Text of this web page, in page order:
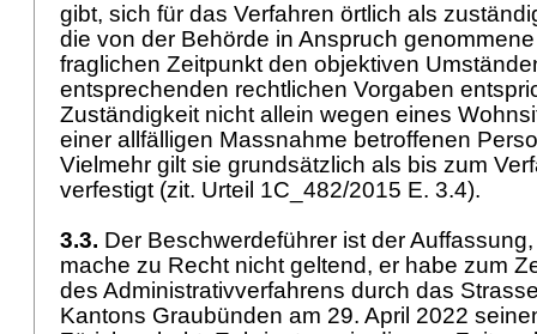
gibt, sich für das Verfahren örtlich als
die von der Behörde in Anspruch
fraglichen Zeitpunkt den objektiven
entsprechenden rechtlichen Vorgaben
Zuständigkeit nicht allein wegen eines
einer allfälligen Massnahme betroffenen
Vielmehr gilt sie grundsätzlich als bis zum
verfestigt (zit. Urteil 1C_482/2015 E. 3.4).
3.3. Der Beschwerdeführer ist der
mache zu Recht nicht geltend, er habe zum
des Administrativverfahrens durch das
Kantons Graubünden am 29. April 2022